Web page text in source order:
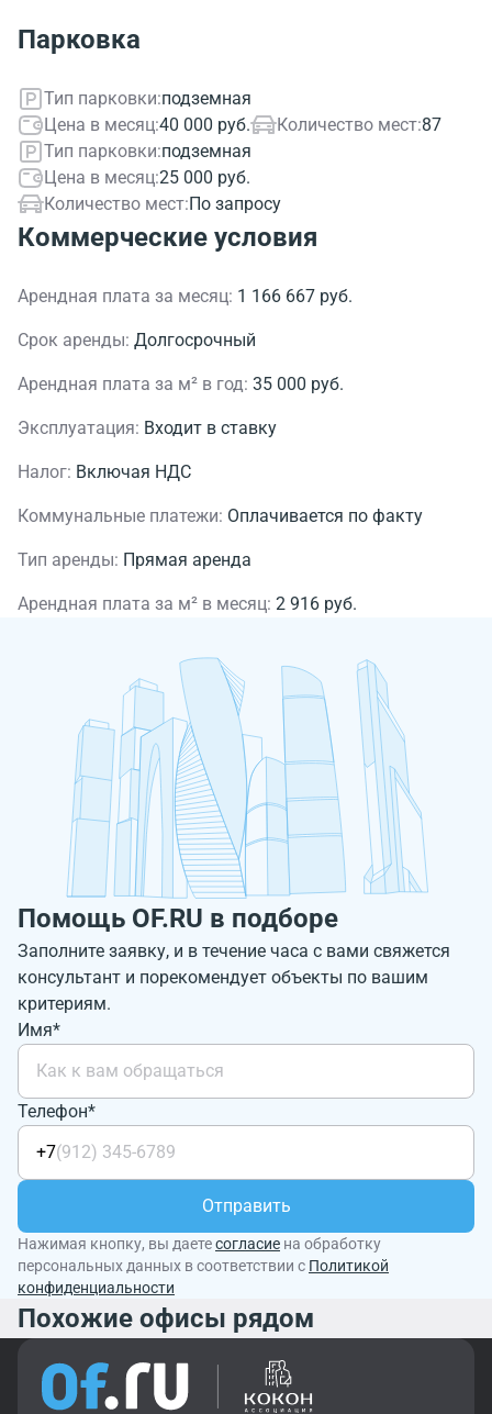
Парковка
Тип парковки:подземная
Цена в месяц:40 000 руб. Количество мест:87
Тип парковки:подземная
Цена в месяц:25 000 руб.
Количество мест:По запросу
Коммерческие условия
Арендная плата за месяц: 1 166 667 руб.
Срок аренды: Долгосрочный
Арендная плата за м² в год: 35 000 руб.
Эксплуатация: Входит в ставку
Налог: Включая НДС
Коммунальные платежи: Оплачивается по факту
Тип аренды: Прямая аренда
Арендная плата за м² в месяц: 2 916 руб.
Помощь OF.RU в подборе
Заполните заявку, и в течение часа с вами свяжется
консультант и порекомендует объекты по вашим
критериям.
Имя*
Телефон*
+7
Отправить
Нажимая кнопку, вы даетесогласие на обработку
персональных данных в соответствии с Политикой
конфиденциальности
Похожие офисы рядом